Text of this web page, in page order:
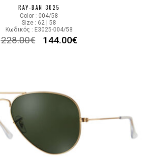
RAY-BAN 3025
Color : 004/58
Size : 62 | 58
Κωδικός : E3025-004/58
228.00€ 144.00€